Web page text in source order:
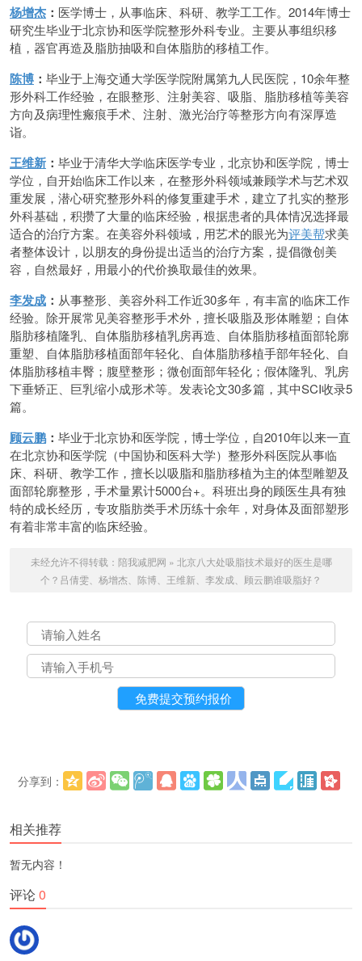
杨增杰 ： 医学博士，从事临床、科研、教学⼯工作。2014年博士
研究生毕业于北京协和医学院整形外科专业。主要从事组织移
植，器官再造及脂肪抽吸和自体脂肪的移植工作。
陈博 ： 毕业于上海交通大学医学院附属第九人民医院，10余年整
形外科工作经验，在眼整形、注射美容、吸脂、脂肪移植等美容
方向及病理性瘢痕手术、注射、激光治疗等整形方向有深厚造
诣。
王维新 ： 毕业于清华大学临床医学专业，北京协和医学院，博士
学位，自开始临床工作以来，在整形外科领域兼顾学术与艺术双
重发展，潜心研究整形外科的修复重建手术，建立了扎实的整形
外科基础，积攒了大量的临床经验，根据患者的具体情况选择最
适合的治疗方案。在美容外科领域，用艺术的眼光为评美帮求美
者整体设计，以朋友的身份提出适当的治疗方案，提倡微创美
容，自然最好，用最小的代价换取最佳的效果。
李发成 ： 从事整形、美容外科工作近30多年，有丰富的临床工作
经验。除开展常见美容整形手术外，擅长吸脂及形体雕塑；自体
脂肪移植隆乳、自体脂肪移植乳房再造、自体脂肪移植面部轮廓
重塑、自体脂肪移植面部年轻化、自体脂肪移植手部年轻化、自
体脂肪移植丰臀；腹壁整形；微创面部年轻化；假体隆乳、乳房
下垂矫正、巨乳缩小成形术等。发表论文30多篇，其中SCI收录5
篇。
顾云鹏： 毕业于北京协和医学院，博士学位，自2010年以来一直
在北京协和医学院（中国协和医科大学）整形外科医院从事临
床、科研、教学工作，擅长以吸脂和脂肪移植为主的体型雕塑及
面部轮廓整形，手术量累计5000台+。科班出身的顾医生具有独
特的成长经历，专攻脂肪类手术历练十余年，对身体及面部塑形
有着非常丰富的临床经验。
未经允许不得转载： 陪我减肥网 » 北京八大处吸脂技术最好的医生是哪
个？吕倩雯、杨增杰、陈博、王维新、李发成、顾云鹏谁吸脂好？
分享到：
相关推荐
暂无内容！
评论0